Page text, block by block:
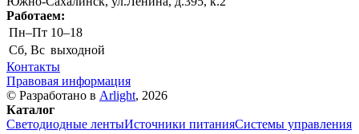
Работаем:
Пн–Пт 10–18
Сб, Вс выходной
Контакты
Правовая информация
© Разработано в Arlight, 2026
Каталог
Светодиодные лентыИсточники питанияСистемы управления